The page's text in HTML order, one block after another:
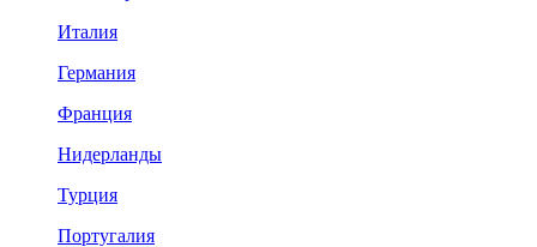
Италия
Германия
Франция
Нидерланды
Турция
Португалия